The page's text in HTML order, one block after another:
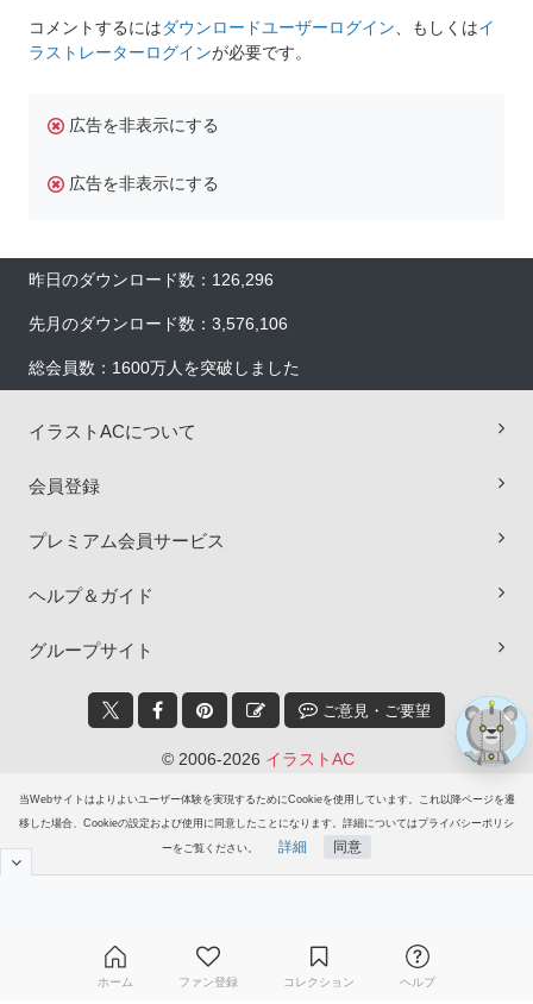
当Webサイトはよりよいユーザー体験を実現するためにCookieを使用しています。これ以降ページを遷
移した場合、Cookieの設定および使用に同意したことになります。詳細についてはプライバシーポリシ
ーをご覧ください。 詳細 同意
コメントするにはダウンロードユーザーログイン、もしくはイ
ラストレーターログインが必要です。
広告を非表示にする
広告を非表示にする
昨日のダウンロード数：126,296
先月のダウンロード数：3,576,106
総会員数：1600万人を突破しました
イラストACについて
会員登録
プレミアム会員サービス
ヘルプ＆ガイド
グループサイト
ご意見・ご要望
© 2006-2026 イラストAC
ホーム ファン登録 コレクション ヘルプ